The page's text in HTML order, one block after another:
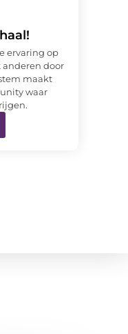
ervaring op
anderen door
maakt
waar